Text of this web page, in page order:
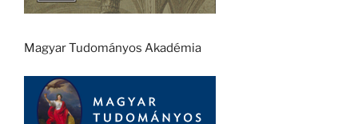
Magyar Tudományos Akadémia